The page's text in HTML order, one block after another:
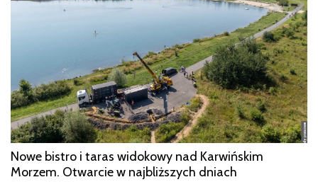
Nowe bistro i taras widokowy nad Karwińskim
Morzem. Otwarcie w najbliższych dniach